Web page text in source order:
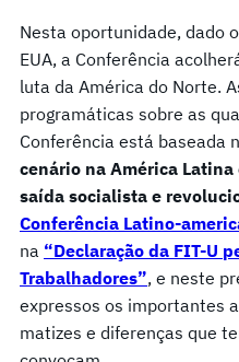
Nesta oportunidade, dado
EUA, a Conferência
luta da América do Norte.
programáticas sobre as
Conferência está baseada
cenário na América
saída socialista e
Conferência Latino-
na “Declaração da FIT-U
Trabalhadores”, e neste
expressos os importantes
matizes e diferenças que